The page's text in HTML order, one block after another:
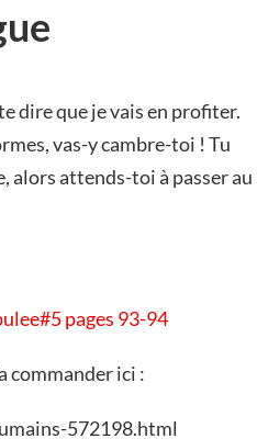
dire que je vais en profiter.
vas-y cambre-toi ! Tu
alors attends-toi à passer au
pages 93-94
commander ici :
572198.html